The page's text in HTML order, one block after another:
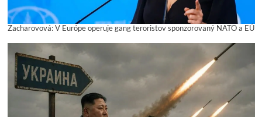
Zacharovová: V Európe operuje gang teroristov sponzorovaný NATO a EÚ